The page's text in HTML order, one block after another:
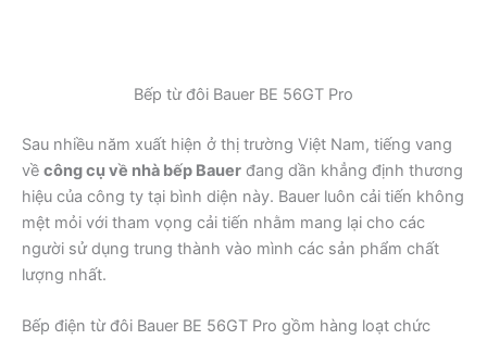
Bếp từ đôi Bauer BE 56GT Pro
Sau nhiều năm xuất hiện ở thị trường Việt Nam, tiếng vang
về công cụ về nhà bếp Bauer đang dần khẳng định thương
hiệu của công ty tại bình diện này. Bauer luôn cải tiến không
mệt mỏi với tham vọng cải tiến nhằm mang lại cho các
người sử dụng trung thành vào mình các sản phẩm chất
lượng nhất.
Bếp điện từ đôi Bauer BE 56GT Pro gồm hàng loạt chức